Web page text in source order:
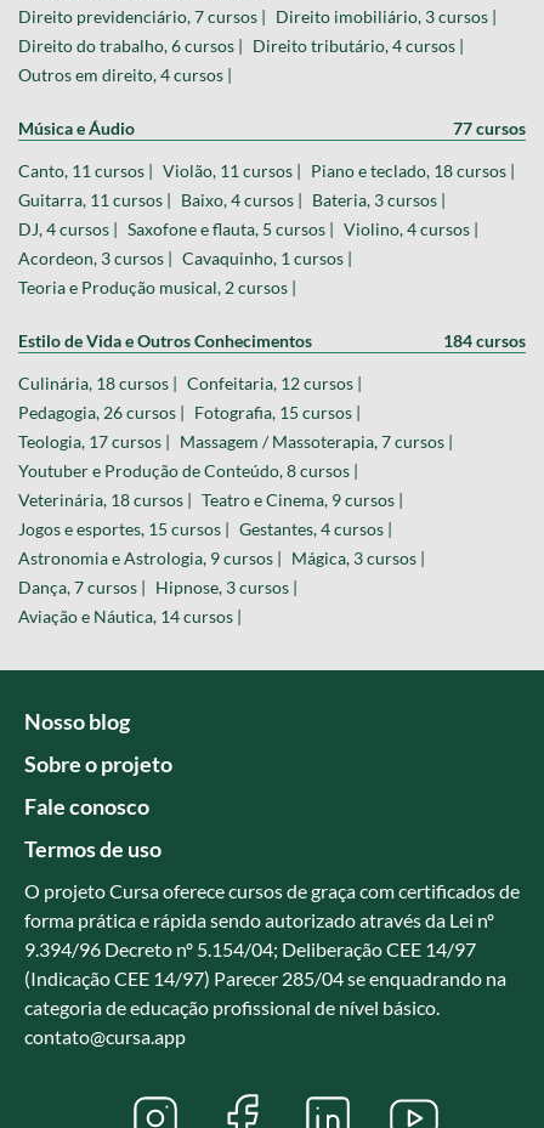
Direito previdenciário, 7 cursos | Direito imobiliário, 3 cursos |
Direito do trabalho, 6 cursos | Direito tributário, 4 cursos |
Outros em direito, 4 cursos |
Música e Áudio 77 cursos
Canto, 11 cursos | Violão, 11 cursos | Piano e teclado, 18 cursos |
Guitarra, 11 cursos | Baixo, 4 cursos | Bateria, 3 cursos |
DJ, 4 cursos | Saxofone e flauta, 5 cursos | Violino, 4 cursos |
Acordeon, 3 cursos | Cavaquinho, 1 cursos |
Teoria e Produção musical, 2 cursos |
Estilo de Vida e Outros Conhecimentos 184 cursos
Culinária, 18 cursos | Confeitaria, 12 cursos |
Pedagogia, 26 cursos | Fotografia, 15 cursos |
Teologia, 17 cursos | Massagem / Massoterapia, 7 cursos |
Youtuber e Produção de Conteúdo, 8 cursos |
Veterinária, 18 cursos | Teatro e Cinema, 9 cursos |
Jogos e esportes, 15 cursos | Gestantes, 4 cursos |
Astronomia e Astrologia, 9 cursos | Mágica, 3 cursos |
Dança, 7 cursos | Hipnose, 3 cursos |
Aviação e Náutica, 14 cursos |
Nosso blog
Sobre o projeto
Fale conosco
Termos de uso
O projeto Cursa oferece cursos de graça com certificados de
forma prática e rápida sendo autorizado através da Lei nº
9.394/96 Decreto nº 5.154/04; Deliberação CEE 14/97
(Indicação CEE 14/97) Parecer 285/04 se enquadrando na
categoria de educação profissional de nível básico.
contato@cursa.app